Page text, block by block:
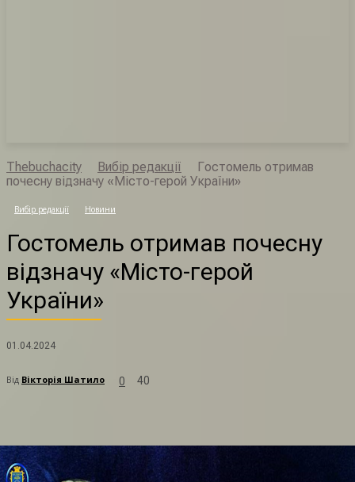
Thebuchacity Вибір редакції
Гостомель отримав
почесну відзначу «Місто-герой України»
Вибір редакції Новини
Гостомель отримав почесну
відзначу «Місто-герой
України»
01.04.2024
Від Вікторія Шатило 0 40